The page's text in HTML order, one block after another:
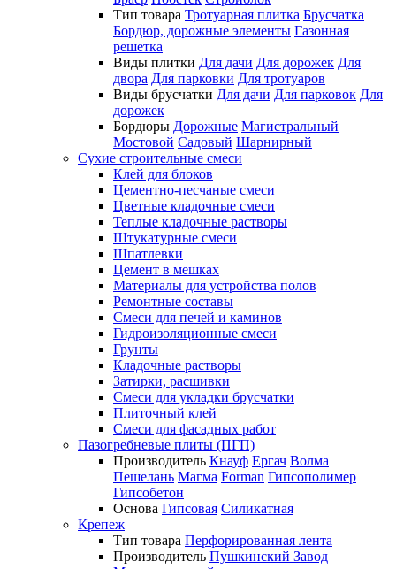
Тип товара Тротуарная плитка Брусчатка
Бордюр, дорожные элементы Газонная
решетка
Виды плитки Для дачи Для дорожек Для
двора Для парковки Для тротуаров
Виды брусчатки Для дачи Для парковок Для
дорожек
Бордюры Дорожные Магистральный
Мостовой Садовый Шарнирный
Сухие строительные смеси
Клей для блоков
Цементно-песчаные смеси
Цветные кладочные смеси
Теплые кладочные растворы
Штукатурные смеси
Шпатлевки
Цемент в мешках
Материалы для устройства полов
Ремонтные составы
Смеси для печей и каминов
Гидроизоляционные смеси
Грунты
Кладочные растворы
Затирки, расшивки
Смеси для укладки брусчатки
Плиточный клей
Смеси для фасадных работ
Пазогребневые плиты (ПГП)
Производитель Кнауф Ергач Волма
Пешелань Магма Forman Гипсополимер
Гипсобетон
Основа Гипсовая Силикатная
Крепеж
Тип товара Перфорированная лента
Производитель Пушкинский Завод